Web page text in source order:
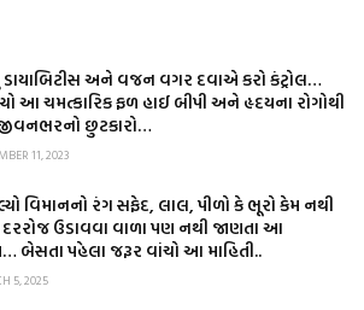
અને વજન વગર દવાએ કરો કંટ્રોલ…
આ ચમત્કારિક ફળ હાઈ બીપી અને હૃદયના રોગોથી
છુટકારો…
11, 2023
વિમાનનો રંગ સફેદ, લાલ, પીળો કે ભૂરો કેમ નથી
દરરોજ ઉડાવવા વાળા પણ નથી જાણતા આ
બેસતા પહેલા જરૂર વાંચો આ માહિતી..
5, 2025